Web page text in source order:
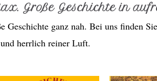
Große Geschichte in
ganz nah. Bei uns finden
herrlich reiner Luft.